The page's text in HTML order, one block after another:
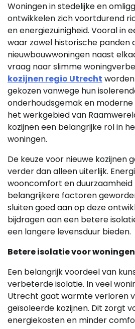
Woningen in stedelijke en
ontwikkelen zich voortdurend
en energiezuinigheid. Vooral in
waar zowel historische panden
nieuwbouwwoningen naast
vraag naar slimme
kozijnen regio Utrecht
gekozen vanwege hun
onderhoudsgemak en moderne
het werkgebied van
kozijnen een belangrijke rol in
woningen.
De keuze voor nieuwe kozijnen
verder dan alleen uiterlijk.
wooncomfort en duurzaamheid
belangrijkere factoren
sluiten goed aan op deze
bijdragen aan een betere
een langere levensduur bieden.
Betere isolatie voor
Een belangrijk voordeel van
verbeterde isolatie. In veel
Utrecht gaat warmte verloren
geïsoleerde kozijnen. Dit zorgt
energiekosten en minder